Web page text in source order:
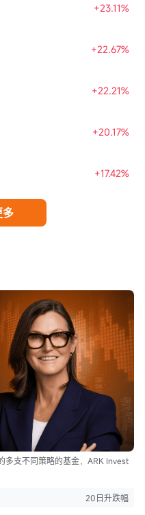
+23.11%
+22.67%
+22.21%
+20.17%
+17.42%
多
多支不同策略的基金，ARK Invest
20日升跌幅